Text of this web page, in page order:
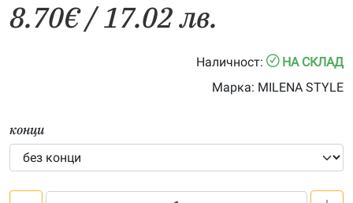
8.70€/ 17.02 лв.
Наличност:
НА СКЛАД
Марка: MILENA STYLE
конци